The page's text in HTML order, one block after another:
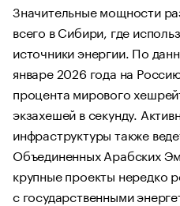
Значительные мощности
всего в Сибири, где
источники энергии. По
январе 2026 года на
процента мирового
экзахешей в секунду.
инфраструктуры также
Объединенных Арабских
крупные проекты нередко
с государственными